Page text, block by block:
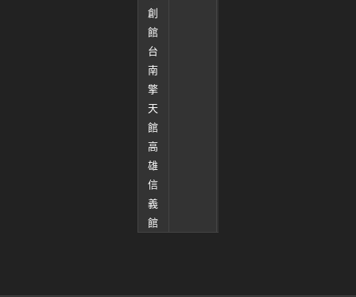
創
館
台
南
擎
天
館
高
雄
信
義
館